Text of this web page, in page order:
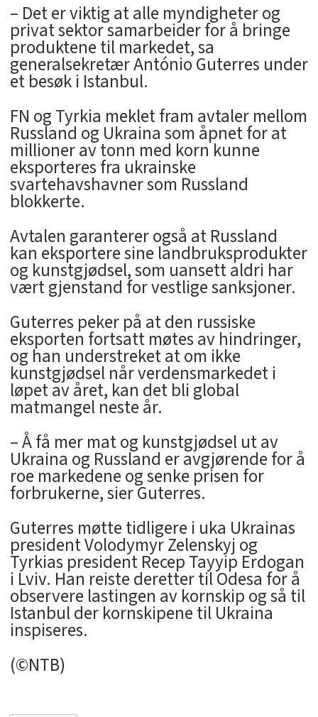
­– Det er viktig at alle myndigheter og
privat sektor samarbeider for å bringe
produktene til markedet, sa
generalsekretær António Guterres under
et besøk i Istanbul.
FN og Tyrkia meklet fram avtaler mellom
Russland og Ukraina som åpnet for at
millioner av tonn med korn kunne
eksporteres fra ukrainske
svartehavshavner som Russland
blokkerte.
Avtalen garanterer også at Russland
kan eksportere sine landbruksprodukter
og kunstgjødsel, som uansett aldri har
vært gjenstand for vestlige sanksjoner.
Guterres peker på at den russiske
eksporten fortsatt møtes av hindringer,
og han understreket at om ikke
kunstgjødsel når verdensmarkedet i
løpet av året, kan det bli global
matmangel neste år.
– Å få mer mat og kunstgjødsel ut av
Ukraina og Russland er avgjørende for å
roe markedene og senke prisen for
forbrukerne, sier Guterres.
Guterres møtte tidligere i uka Ukrainas
president Volodymyr Zelenskyj og
Tyrkias president Recep Tayyip Erdogan
i Lviv. Han reiste deretter til Odesa for å
observere lastingen av kornskip og så til
Istanbul der kornskipene til Ukraina
inspiseres.
(©NTB)